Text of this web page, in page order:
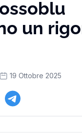
un
19 Ottobre 2025